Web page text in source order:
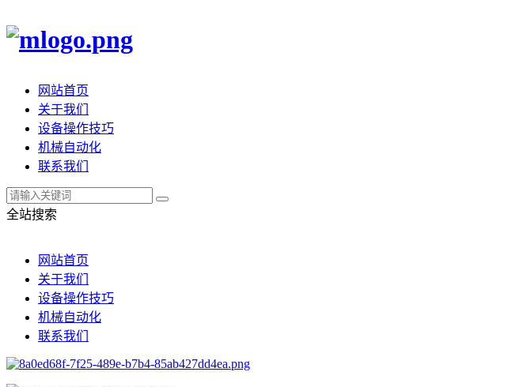
网站首页
关于我们
设备操作技巧
机械自动化
联系我们
全站搜索
网站首页
关于我们
设备操作技巧
机械自动化
联系我们